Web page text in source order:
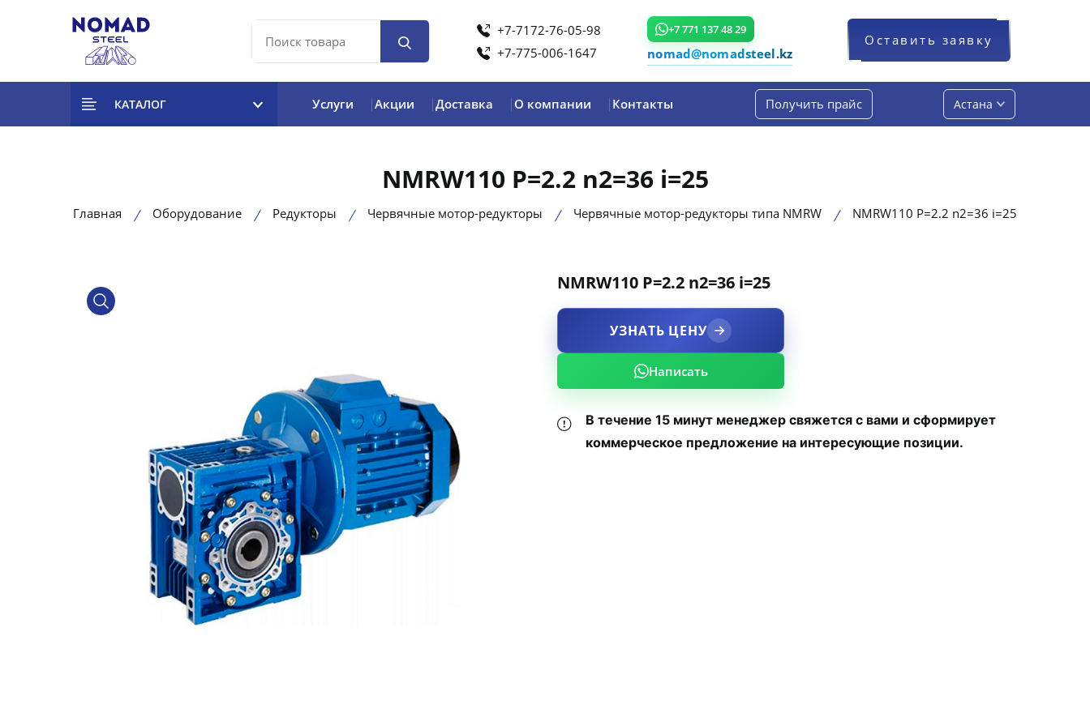
+7-7172-76-05-98
+7-775-006-1647
+7 771 137 48 29
nomad@nomadsteel.kz
Оставить заявку
КАТАЛОГ Услуги Акции Доставка О компании Контакты Получить прайс Астана
NMRW110 P=2.2 n2=36 i=25
Главная Оборудование Редукторы Червячные мотор-редукторы Червячные мотор-редукторы типа NMRW NMRW110 P=2.2 n2=36 i=25
product view
NMRW110 P=2.2 n2=36 i=25
УЗНАТЬ ЦЕНУ
Написать
В течение 15 минут менеджер свяжется с вами и сформирует
коммерческое предложение на интересующие позиции.